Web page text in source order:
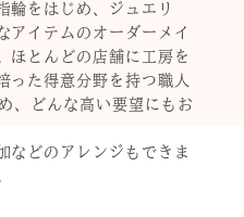
輪をはじめ、ジュエリ
アイテムのオーダーメイ
ほとんどの店舗に工房を
った得意分野を持つ職人
、どんな高い要望にもお
などのアレンジもできま